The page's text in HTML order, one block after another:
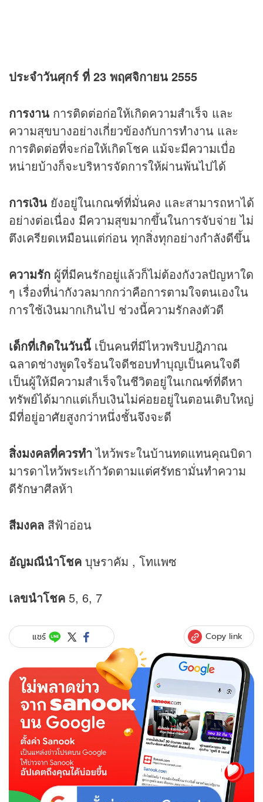
ประจำวันศุกร์ ที่ 23 พฤศจิกายน 2555
การงาน การติดต่อก่อให้เกิดความสำเร็จ และ
ความสุขบางอย่างเกี่ยวข้องกับการทำงาน และ
การติดต่อที่จะก่อให้เกิดโชค แม้จะมีความเบื่อ
หน่ายบ้างก็จะบริหารจัดการให้ผ่านพ้นไปได้
การเงิน ยังอยู่ในเกณฑ์ที่มั่นคง และสามารถหาได้
อย่างต่อเนื่อง มีความสุขมากขึ้นในการจับจ่าย ไม่
ตึงเครียดเหมือนแต่ก่อน ทุกสิ่งทุกอย่างกำลังดีขึ้น
ความรัก ผู้ที่มีคนรักอยู่แล้วก็ไม่ต้องกังวลปัญหาใด
ๆ เรื่องที่น่ากังวลมากกว่าคือการตามใจตนเองใน
การใช้เงินมากเกินไป ช่วงนี้ความรักลงตัวดี
เด็กที่เกิดในวันนี้ เป็นคนที่มีไหวพริบปฎิภาณ
ฉลาดช่างพูดใจร้อนใจดีชอบทำบุญเป็นคนใจดี
เป็นผู้ให้มีความสำเร็จในชีวิตอยู่ในเกณฑ์ที่ดีหา
ทรัพย์ได้มากแต่เก็บเงินไม่ค่อยอยู่ในตอนเติบใหญ่
มีที่อยู่อาศัยสูงกว่าหนึ่งชั้นจึงจะดี
สิ่งมงคลที่ควรทำไหว้พระในบ้านทดแทนคุณบิดา
มารดาไหว้พระเก้าวัดตามแต่ศรัทธามั่นทำความ
ดีรักษาศีลห้า
สีมงคล สีฟ้าอ่อน
อัญมณีนำโชค บุษราคัม , โทแพซ
เลขนำโชค 5, 6, 7
แชร์ Copy link